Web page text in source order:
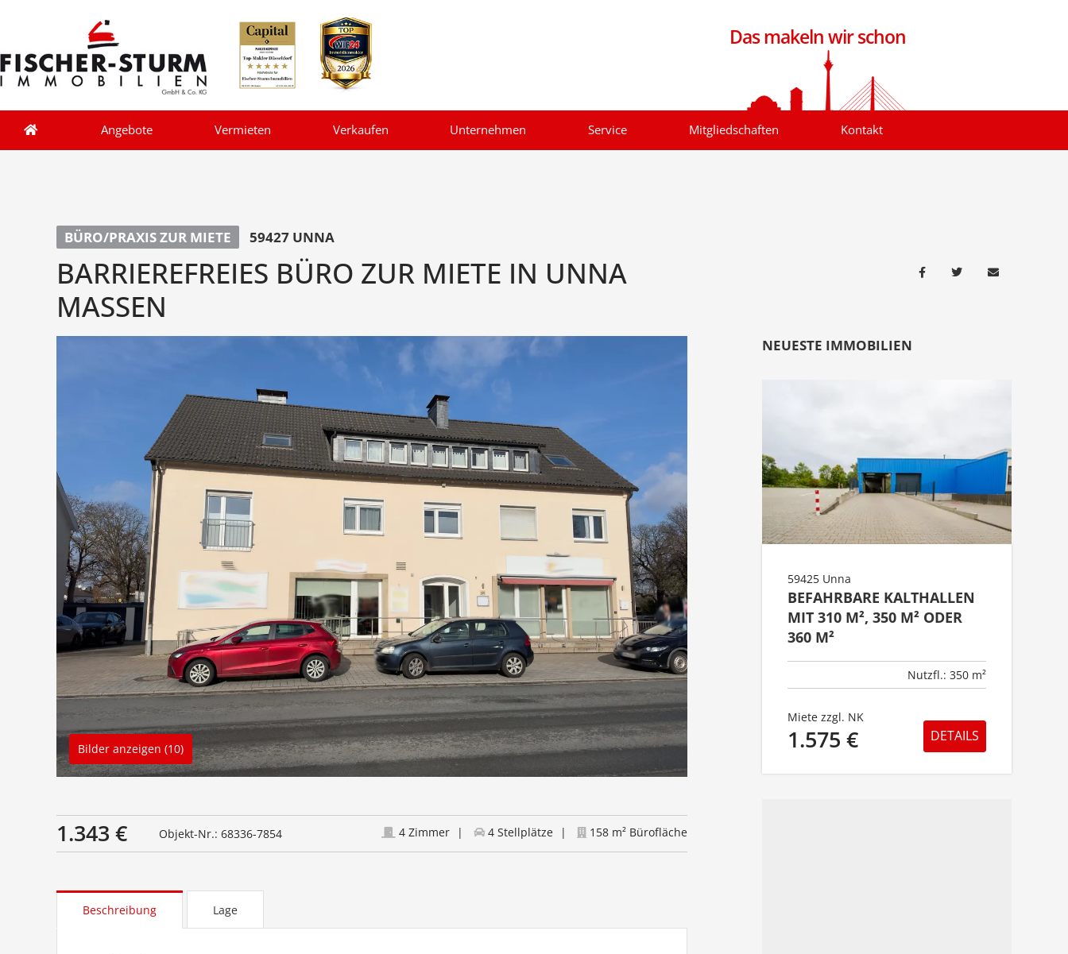
Das makeln wir schon
Angebote Vermieten Verkaufen Unternehmen Service Mitgliedschaften Kontakt
BÜRO/PRAXIS ZUR MIETE 59427 UNNA
BARRIEREFREIES BÜRO ZUR MIETE IN UNNA
MASSEN
Bilder anzeigen (10)
1.343 € Objekt-Nr.: 68336-7854 4 Zimmer 4 Stellplätze 158 m² Bürofläche
Beschreibung Lage
NEUESTE IMMOBILIEN
59425 Unna
BEFAHRBARE KALTHALLEN
MIT 310 M², 350 M² ODER
360 M²
Nutzfl.: 350 m²
Miete zzgl. NK
1.575 € DETAILS